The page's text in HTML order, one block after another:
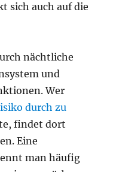
sich auch auf die
nächtliche
und
Wer
durch zu
findet dort
Eine
man häufig